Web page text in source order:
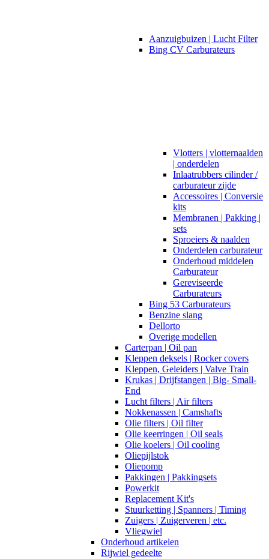
Aanzuigbuizen | Lucht Filter
Bing CV Carburateurs
Vlotters | vlotternaalden
| onderdelen
Inlaatrubbers cilinder /
carburateur zijde
Accessoires | Conversie
kits
Membranen | Pakking |
sets
Sproeiers & naalden
Onderdelen carburateur
Onderhoud middelen
Carburateur
Gereviseerde
Carburateurs
Bing 53 Carburateurs
Benzine slang
Dellorto
Overige modellen
Carterpan | Oil pan
Kleppen deksels | Rocker covers
Kleppen, Geleiders | Valve Train
Krukas | Drijfstangen | Big- Small-
End
Lucht filters | Air filters
Nokkenassen | Camshafts
Olie filters | Oil filter
Olie keerringen | Oil seals
Olie koelers | Oil cooling
Oliepijlstok
Oliepomp
Pakkingen | Pakkingsets
Powerkit
Replacement Kit's
Stuurketting | Spanners | Timing
Zuigers | Zuigerveren | etc.
Vliegwiel
Onderhoud artikelen
Rijwiel gedeelte